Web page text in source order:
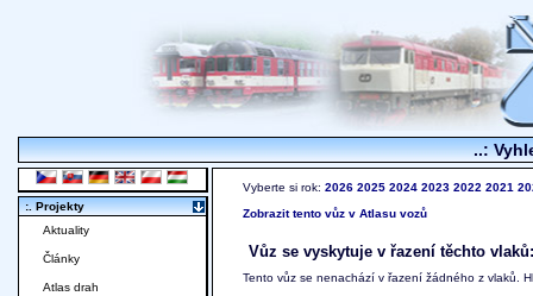
..:
Vyberte si rok: 2026 2025 2024 2023 2022 2021
Zobrazit tento vůz v Atlasu vozů
Vůz se vyskytuje v řazení těchto vlaků:
Tento vůz se nenachází v řazení žádného z vlaků.
:. Projekty
Aktuality
Články
Atlas drah